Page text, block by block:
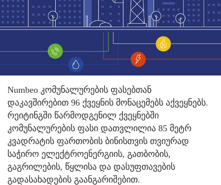
Numbeo კომუნალურების ფასებთან
დაკავშირებით 96 ქვეყნის მონაცემებს აქვეყნებს.
რეიტინგში წარმოდგენილ ქვეყნებში
კომუნალურების ფასი დათვლილია 85 მეტრ
კვადრატის ფართობის ბინისთვის თვიურად
საჭირო ელექტროენერგიის, გათბობის,
გაგრილების, წყლისა და დასუფთავების
გადასახადების გაანგარიშებით.